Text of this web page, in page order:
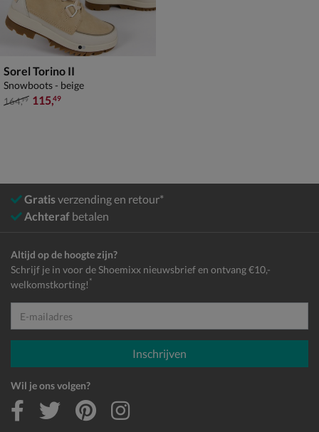
Sorel Torino II
Snowboots - beige
van € 164,99 voor € 115,49
164,99 115,49
Gratisverzending en retour*
Achteraf betalen
Altijd op de hoogte zijn?
Schrijf je in voor de Shoemixx nieuwsbrief en ontvang €10,-
welkomstkorting! *
E-mailadres
Inschrijven
Wil je ons volgen?